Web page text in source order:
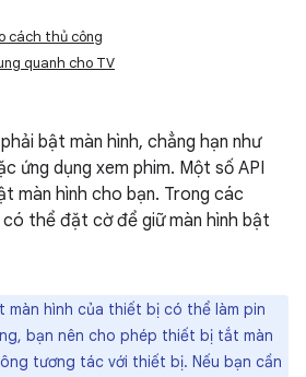
cách thủ công
quanh cho TV
bật màn hình, chẳng hạn như
ứng dụng xem phim. Một số API
màn hình cho bạn. Trong các
thể đặt cờ để giữ màn hình bật
màn hình của thiết bị có thể làm pin
bạn nên cho phép thiết bị tắt màn
tương tác với thiết bị. Nếu bạn cần